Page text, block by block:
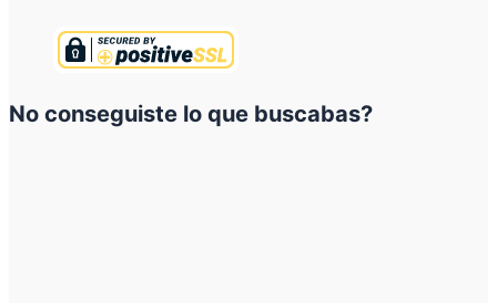
No conseguiste lo que buscabas?